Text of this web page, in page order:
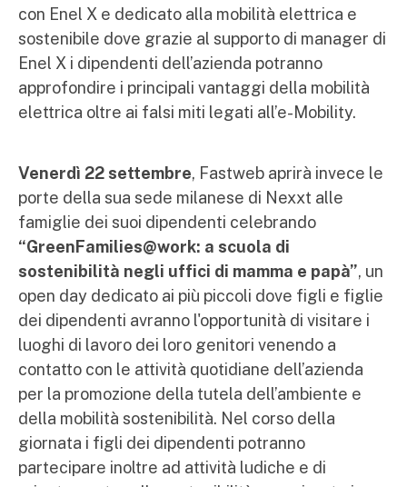
con Enel X e dedicato alla mobilità elettrica e
sostenibile dove grazie al supporto di manager di
Enel X i dipendenti dell’azienda potranno
approfondire i principali vantaggi della mobilità
elettrica oltre ai falsi miti legati all’e-Mobility.
Venerdì 22 settembre, Fastweb aprirà invece le
porte della sua sede milanese di Nexxt alle
famiglie dei suoi dipendenti celebrando
“GreenFamilies@work: a scuola di
sostenibilità negli uffici di mamma e papà”, un
open day dedicato ai più piccoli dove figli e figlie
dei dipendenti avranno l'opportunità di visitare i
luoghi di lavoro dei loro genitori venendo a
contatto con le attività quotidiane dell’azienda
per la promozione della tutela dell’ambiente e
della mobilità sostenibilità. Nel corso della
giornata i figli dei dipendenti potranno
partecipare inoltre ad attività ludiche e di